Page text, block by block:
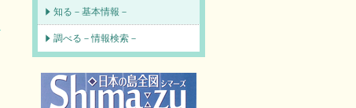
知る－基本情報－
調べる－情報検索－